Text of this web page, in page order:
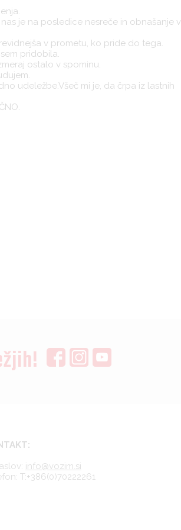
je na posledice nesreče in obnašanje v
v prometu, ko pride do tega.
pridobila.
ostalo v spominu.
udeležbe.Všeč mi je, da črpa iz lastnih
info@vozim.si
T:+386(0)70222261